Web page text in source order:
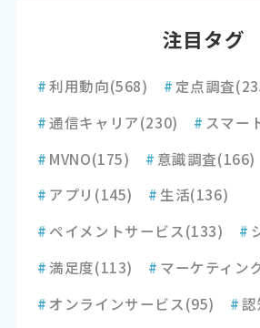
注目タグ
#利用動向(568) # 定点調査
#通信キャリア(230) # スマー
# MVNO(175) # 意識調査(166)
# アプリ (145) # 生活(136)
# ペイメントサービス(133) #
#満足度(113) # マーケティン
# オンラインサービス(95) #認